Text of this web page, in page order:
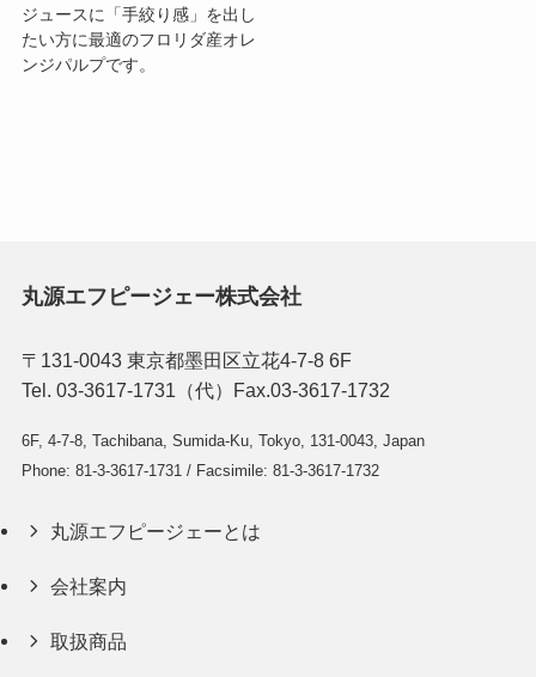
ジュースに「手絞り感」を出し
たい方に最適のフロリダ産オレ
ンジパルプです。
丸源エフピージェー株式会社
〒131-0043 東京都墨田区立花4-7-8 6F
Tel. 03-3617-1731（代）Fax.03-3617-1732
6F, 4-7-8, Tachibana, Sumida-Ku, Tokyo, 131-0043, Japan
Phone: 81-3-3617-1731 / Facsimile: 81-3-3617-1732
丸源エフピージェーとは
会社案内
取扱商品